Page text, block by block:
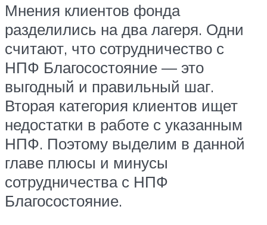
Мнения клиентов фонда
разделились на два лагеря. Одни
считают, что сотрудничество с
НПФ Благосостояние — это
выгодный и правильный шаг.
Вторая категория клиентов ищет
недостатки в работе с указанным
НПФ. Поэтому выделим в данной
главе плюсы и минусы
сотрудничества с НПФ
Благосостояние.